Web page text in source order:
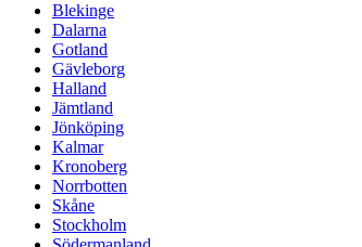
Blekinge
Dalarna
Gotland
Gävleborg
Halland
Jämtland
Jönköping
Kalmar
Kronoberg
Norrbotten
Skåne
Stockholm